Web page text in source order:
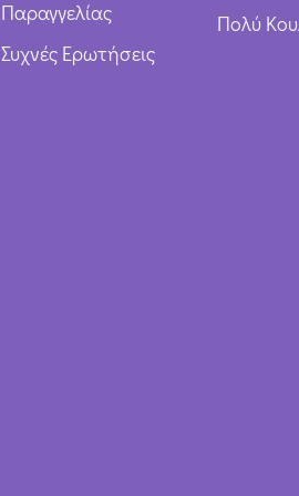
Παραγγελίας
Συχνές Ερωτήσεις
Πολύ